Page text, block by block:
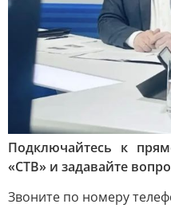
Подключайтесь к
«СТВ» и задавайте
Звоните по номеру